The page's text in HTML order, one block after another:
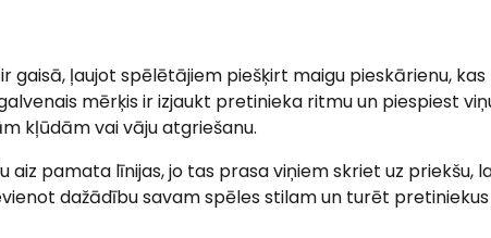
gaisā, ļaujot spēlētājiem piešķirt maigu pieskārienu, kas
mērķis ir izjaukt pretinieka ritmu un piespiest
kļūdām vai vāju atgriešanu.
pamata līnijas, jo tas prasa viņiem skriet uz priekšu,
dažādību savam spēles stilam un turēt pretiniekus